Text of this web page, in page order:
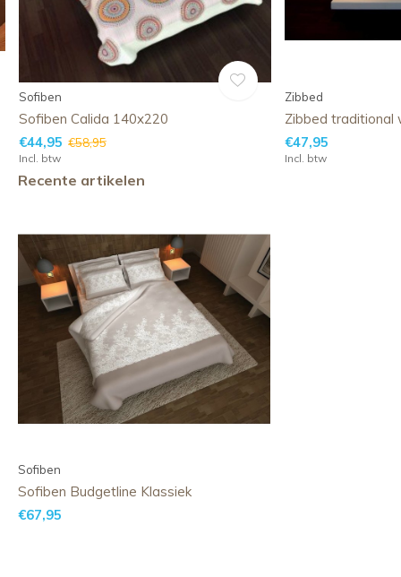
Sofiben
Sofiben Calida 140x220
€44,95 €58,95
Incl. btw
Zibbed
Zibbed
€47,95
Incl. btw
Recente artikelen
Sofiben
Sofiben Budgetline Klassiek
€67,95